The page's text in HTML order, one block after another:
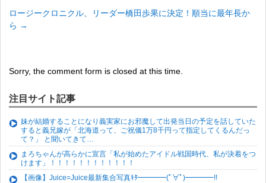
ロージークロニクル、リーダー橋田歩果に決定！順当に最年長か
ら →
Sorry, the comment form is closed at this time.
注目サイト記事
妹が結婚することになり義実家にお邪魔して出発当日の予定を話していた
すると義兄嫁が「北海道って、ご祝儀1万8千円って指定してくるんだっ
て？」 と聞いてきて…
まろちゃんが高らかに宣言「私が始めたアイドル戦国時代、私が決着をつ
けます」！！！！！！！！！！！！
【画像】Juice=Juice最新集合写真ｷﾀ━━━━(ﾟ∀ﾟ)━━━━!!